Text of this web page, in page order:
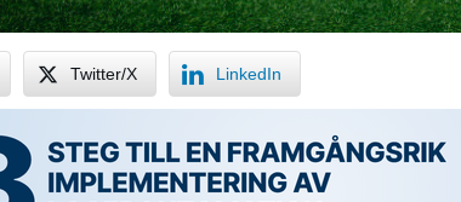
Twitter/X LinkedIn